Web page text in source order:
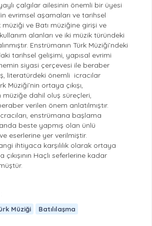
çalgılar ailesinin önemli bir üyesi
evrimsel aşamaları ve tarihsel
müziği ve Batı müziğine girişi ve
alanları ve iki müzik türündeki
Enstrümanın Türk Müziği’ndeki
tarihsel gelişimi, yapısal evrimi
siyasi çerçevesi ile beraber
literatürdeki önemli icracılar
Müziği’nin ortaya çıkışı,
müziğe dahil oluş süreçleri,
verilen önem anlatılmıştır.
enstrümana başlama
beste yapmış olan ünlü
eserlerine yer verilmiştir.
ihtiyaca karşılılık olarak ortaya
çıkışının Haçlı seferlerine kadar
Müziği Batılılaşma